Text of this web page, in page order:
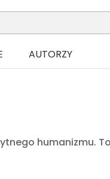
AUTORZY
humanizmu.